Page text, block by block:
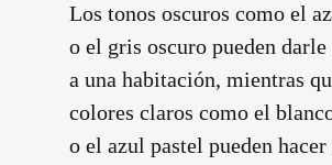
Los tonos oscuros como el
o el gris oscuro pueden darle
a una habitación, mientras
colores claros como el
o el azul pastel pueden hacer